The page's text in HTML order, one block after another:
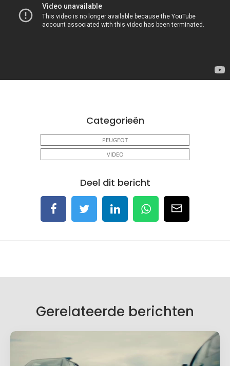
Categorieën
PEUGEOT
VIDEO
Deel dit bericht
Gerelateerde berichten